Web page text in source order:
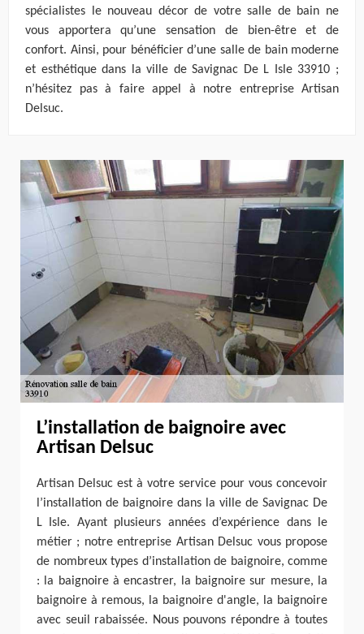
spécialistes le nouveau décor de votre salle de bain ne
vous apportera qu’une sensation de bien-être et de
confort. Ainsi, pour bénéficier d’une salle de bain moderne
et esthétique dans la ville de Savignac De L Isle 33910 ;
n’hésitez pas à faire appel à notre entreprise Artisan
Delsuc.
L’installation de baignoire avec
Artisan Delsuc
Artisan Delsuc est à votre service pour vous concevoir
l’installation de baignoire dans la ville de Savignac De
L Isle. Ayant plusieurs années d’expérience dans le
métier ; notre entreprise Artisan Delsuc vous propose
de nombreux types d’installation de baignoire, comme
: la baignoire à encastrer, la baignoire sur mesure, la
baignoire à remous, la baignoire d'angle, la baignoire
avec seuil rabaissée. Nous pouvons répondre à toutes